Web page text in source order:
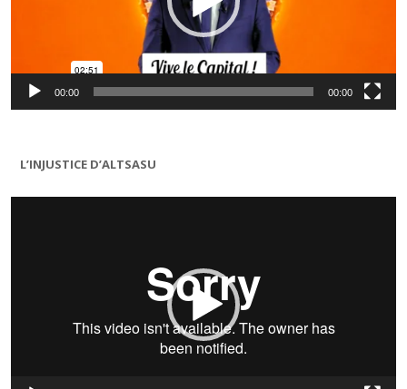
00:00 00:00
L’INJUSTICE D’ALTSASU
Lecteur